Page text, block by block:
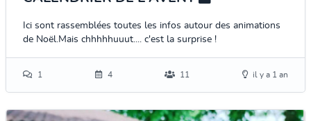
Ici sont rassemblées toutes les infos autour des animations
de Noël.Mais chhhhhuuut.... c'est la surprise !
1 4 11 il y a 1 an